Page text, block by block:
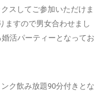
スしてご参加いただけま
ますので男女合わせまし
活パーティーとなってお
ク飲み放題90分付きとな